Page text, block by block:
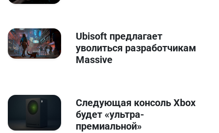
Ubisoft предлагает
уволиться разработчикам
Massive
Следующая консоль Xbox
будет «ультра-
премиальной»